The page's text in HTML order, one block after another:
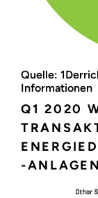
Quelle:
Informationen
Q1 2020
-